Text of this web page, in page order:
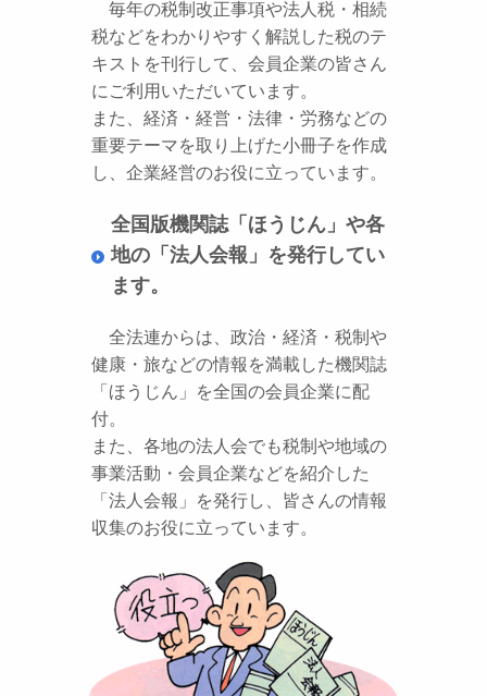
毎年の税制改正事項や法人税・相続
税などをわかりやすく解説した税のテ
キストを刊行して、会員企業の皆さん
にご利用いただいています。
また、経済・経営・法律・労務などの
重要テーマを取り上げた小冊子を作成
し、企業経営のお役に立っています。
全国版機関誌「ほうじん」や各
地の「法人会報」を発行してい
ます。
全法連からは、政治・経済・税制や
健康・旅などの情報を満載した機関誌
「ほうじん」を全国の会員企業に配
付。
また、各地の法人会でも税制や地域の
事業活動・会員企業などを紹介した
「法人会報」を発行し、皆さんの情報
収集のお役に立っています。